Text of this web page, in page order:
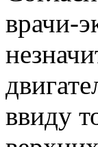
врачи-
ввиду